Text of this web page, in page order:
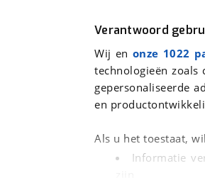
Verantwoord
Wij en onze 1022
technologieën
gepersonaliseerde
en
Als u het toestaat,
Informatie
Auto Fiets
2 fietsen voor je